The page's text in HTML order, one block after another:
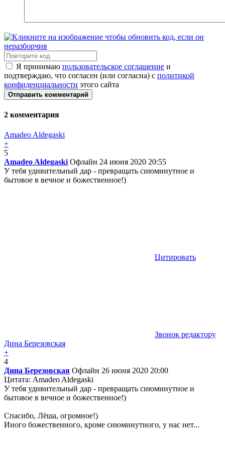
Я принимаю пользовательское соглашение и
подтверждаю, что согласен (или согласна) с политикой
конфиденциальности этого сайта
Отправить комментарий
2 комментария
Amadeo Aldegaski
+
5
Amadeo Aldegaski Офлайн 24 июня 2020 20:55
У тебя удивительный дар - превращать сиюминутное и
бытовое в вечное и божественное!)
Цитировать
Звонок редактору
Дина Березовская
+
4
Дина Березовская Офлайн 26 июня 2020 20:00
Цитата: Amadeo Aldegaski
У тебя удивительный дар - превращать сиюминутное и
бытовое в вечное и божественное!)
Спасибо, Лёша, огромное!)
Иного божественного, кроме сиюминутного, у нас нет...